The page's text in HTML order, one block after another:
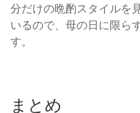
分だけの晩酌スタイルを
いるので、母の日に限ら
す。
まとめ